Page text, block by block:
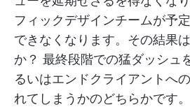
フィックデザインチームが予
できなくなります。その結果
か？ 最終段階での猛ダッシュ
るいはエンドクライアントへ
れてしまうかのどちらかです。